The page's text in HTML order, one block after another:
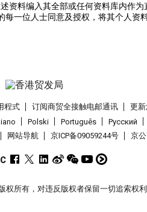
资料编入其全部或任何资料库内作
一位人士同意及授权，将其个人资
程式 订阅商贸全接触电邮通讯 更
Polski Português Pусский
网站导航 京ICP备09059244号 京
权所有，对违反版权者保留一切追索权利